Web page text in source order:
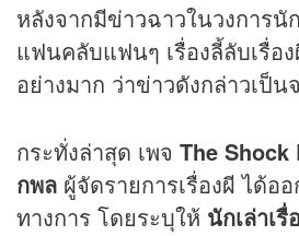
หลังจากมีข่าวฉาวในวงการนั
แฟนคลับแฟนๆ เรื่องลี้ลับเรื่อ
อย่างมาก ว่าข่าวดังกล่าวเป็น
กระทั่งล่าสุด เพจ The Shock
กพล ผู้จัดรายการเรื่องผี ได้อ
ทางการ โดยระบุให้ นักเล่าเ